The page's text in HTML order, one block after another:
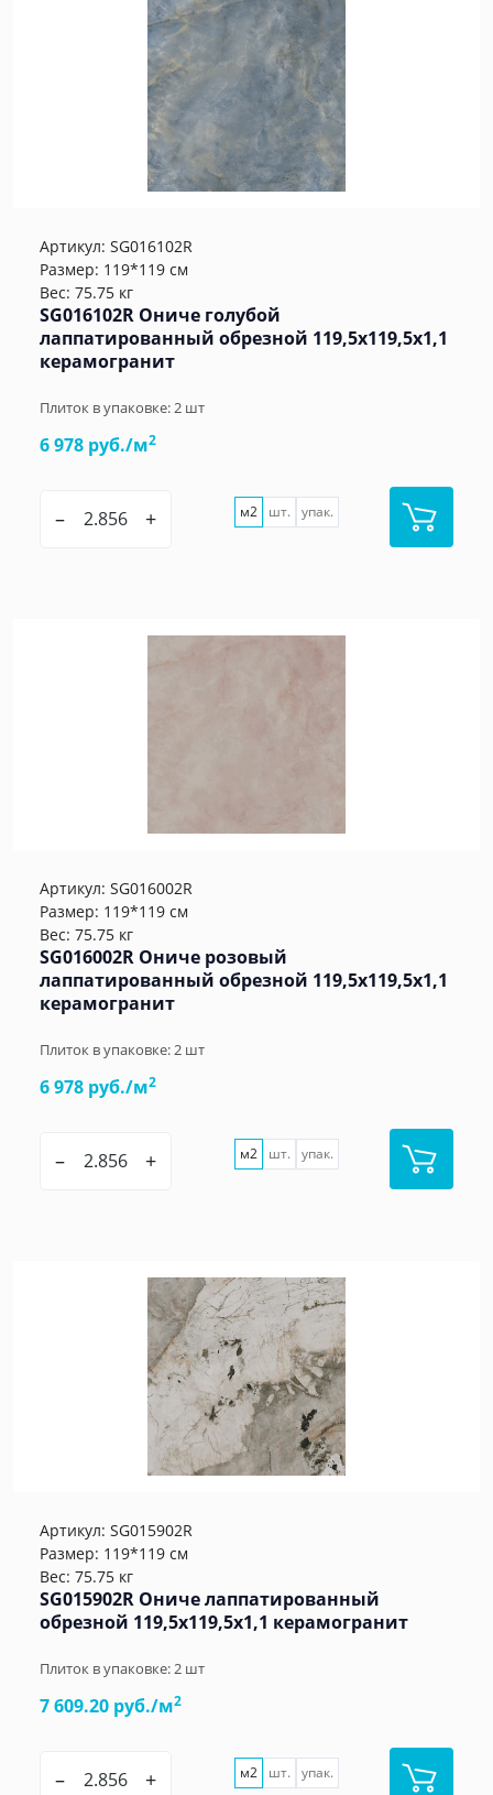
Артикул: SG016102R
Размер: 119*119 см
Вес: 75.75 кг
SG016102R Ониче голубой
лаппатированный обрезной 119,5x119,5x1,1
керамогранит
Плиток в упаковке:2 шт
6 978 руб./м2
– + м2 шт. упак.
Артикул: SG016002R
Размер: 119*119 см
Вес: 75.75 кг
SG016002R Ониче розовый
лаппатированный обрезной 119,5x119,5x1,1
керамогранит
Плиток в упаковке:2 шт
6 978 руб./м2
– + м2 шт. упак.
Артикул: SG015902R
Размер: 119*119 см
Вес: 75.75 кг
SG015902R Ониче лаппатированный
обрезной 119,5x119,5x1,1 керамогранит
Плиток в упаковке:2 шт
7 609.20 руб./м2
– + м2 шт. упак.